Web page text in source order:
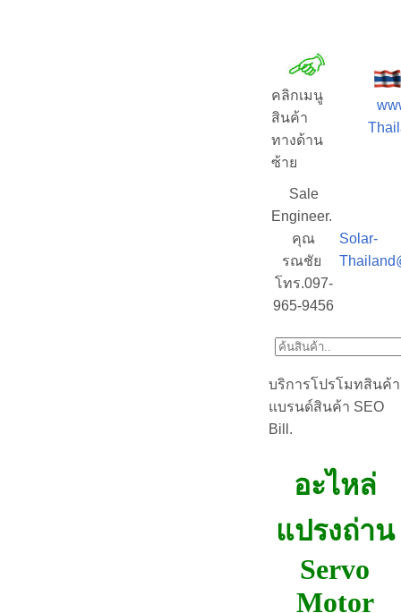
คลิกเมนู
สินค้า
ทางด้าน
ซ้าย
Sale
Engineer.
คุณ
รณชัย
โทร.097-
965-9456
Solar-
บริการโปรโมทสินค้า
แบรนด์สินค้า SEO
Bill.
อะไหล่
แปรงถ่าน
Servo
Motor